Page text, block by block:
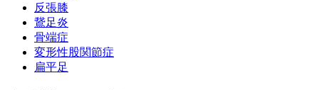
反張膝
鵞足炎
骨端症
変形性股関節症
扁平足